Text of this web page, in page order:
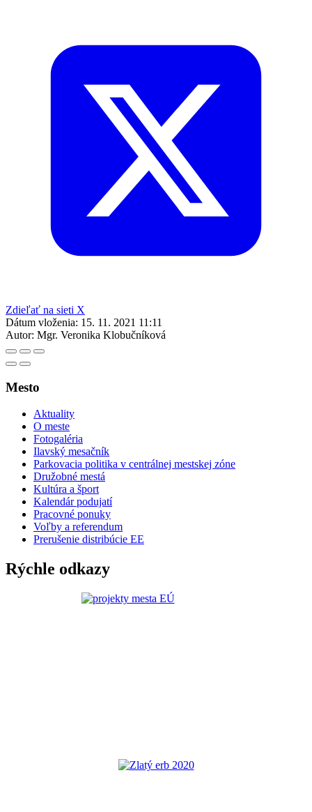
Zdieľať na sieti X
Dátum vloženia: 15. 11. 2021 11:11
Autor: Mgr. Veronika Klobučníková
Mesto
Aktuality
O meste
Fotogaléria
Ilavský mesačník
Parkovacia politika v centrálnej mestskej zóne
Družobné mestá
Kultúra a šport
Kalendár podujatí
Pracovné ponuky
Voľby a referendum
Prerušenie distribúcie EE
Rýchle odkazy